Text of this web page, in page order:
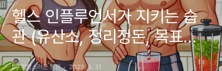
헬스 인플루언서가 지키는 습
관 (유산소, 정리정돈, 목표관
리)
by 까탈스러운 팽귄 2025. 3. 31.